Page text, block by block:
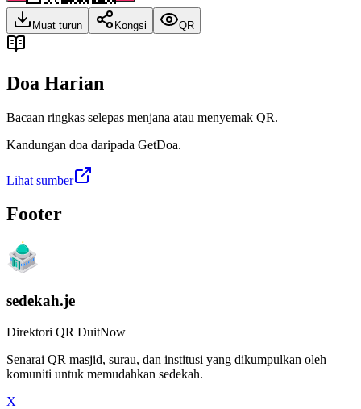
Muat turun Kongsi QR
Doa Harian
Bacaan ringkas selepas menjana atau menyemak QR.
Kandungan doa daripada GetDoa.
Lihat sumber
Footer
sedekah.je
Direktori QR DuitNow
Senarai QR masjid, surau, dan institusi yang dikumpulkan oleh
komuniti untuk memudahkan sedekah.
X